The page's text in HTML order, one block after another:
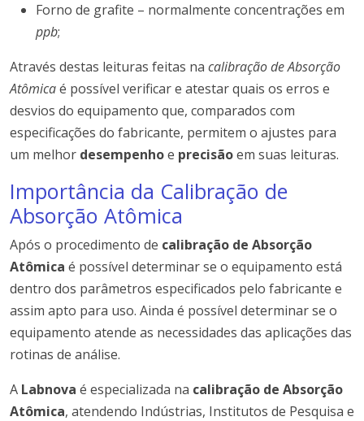
Forno de grafite – normalmente concentrações em
ppb;
Através destas leituras feitas na calibração de Absorção
Atômicaé possível verificar e atestar quais os erros e
desvios do equipamento que, comparados com
especificações do fabricante, permitem o ajustes para
um melhor desempenhoe precisãoem suas leituras.
Importância da Calibração de
Absorção Atômica
Após o procedimento de calibração de Absorção
Atômica é possível determinar se o equipamento está
dentro dos parâmetros especificados pelo fabricante e
assim apto para uso. Ainda é possível determinar se o
equipamento atende as necessidades das aplicações das
rotinas de análise.
A Labnova é especializada na calibração de Absorção
Atômica, atendendo Indústrias, Institutos de Pesquisa e